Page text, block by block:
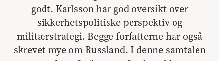
godt. Karlsson har god oversikt over
sikkerhetspolitiske perspektiv og
militærstrategi. Begge forfatterne har også
skrevet mye om Russland. I denne samtalen